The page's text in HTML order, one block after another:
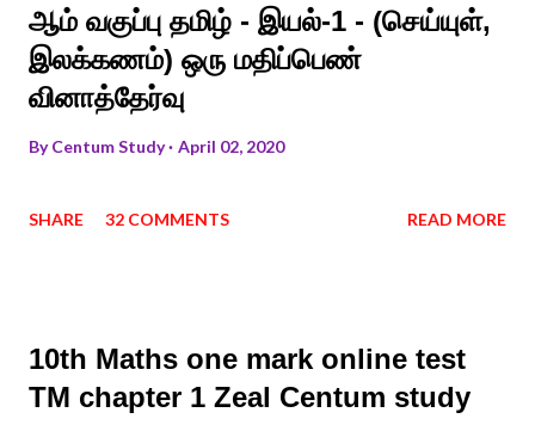
ஆம் வகுப்பு தமிழ் - இயல்-1 - (செய்யுள்,
இலக்கணம்) ஒரு மதிப்பெண்
வினாத்தேர்வு
ByCentum Study April 02, 2020
SHARE 32 COMMENTS READ MORE
10th Maths one mark online test
TM chapter 1 Zeal Centum study